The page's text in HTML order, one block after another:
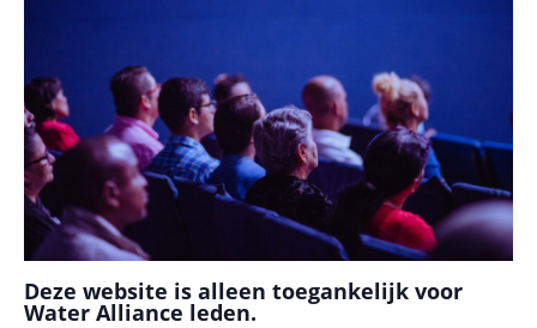
Deze website is alleen toegankelijk voor
Water Alliance leden.